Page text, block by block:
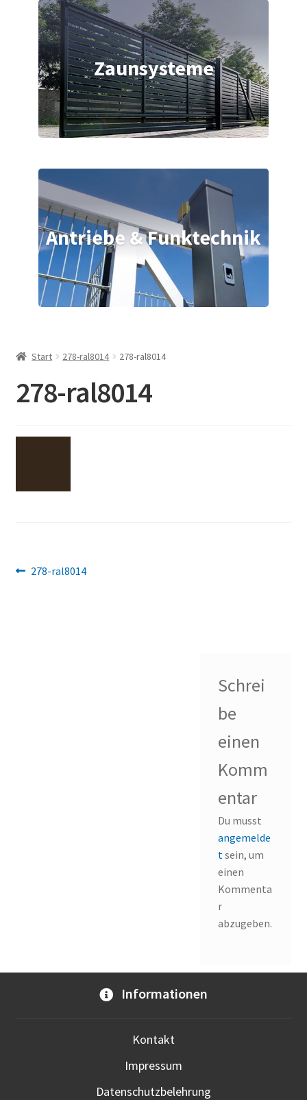
Zaunsysteme
Antriebe & Funktechnik
Start 278-ral8014 278-ral8014
278-ral8014
Beitragsnavigation
Vorheriger
278-ral8014
Schrei
be
einen
Komm
entar
Du musst
angemelde
tsein, um
einen
Kommenta
r
abzugeben.
Informationen
Kontakt
Impressum
Datenschutzbelehrung